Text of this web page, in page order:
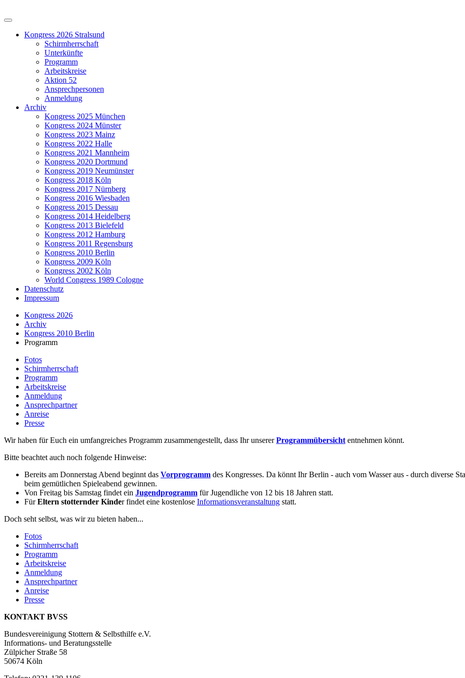
Kongress 2026 Stralsund
Schirmherrschaft
Unterkünfte
Programm
Arbeitskreise
Aktion 52
Ansprechpersonen
Anmeldung
Archiv
Kongress 2025 München
Kongress 2024 Münster
Kongress 2023 Mainz
Kongress 2022 Halle
Kongress 2021 Mannheim
Kongress 2020 Dortmund
Kongress 2019 Neumünster
Kongress 2018 Köln
Kongress 2017 Nürnberg
Kongress 2016 Wiesbaden
Kongress 2015 Dessau
Kongress 2014 Heidelberg
Kongress 2013 Bielefeld
Kongress 2012 Hamburg
Kongress 2011 Regensburg
Kongress 2010 Berlin
Kongress 2009 Köln
Kongress 2002 Köln
World Congress 1989 Cologne
Datenschutz
Impressum
Kongress 2026
Archiv
Kongress 2010 Berlin
Programm
Fotos
Schirmherrschaft
Programm
Arbeitskreise
Anmeldung
Ansprechpartner
Anreise
Presse
Wir haben für Euch ein umfangreiches Programm zusammengestellt, dass Ihr unsererProgrammübersicht entnehmen könnt.
Bitte beachtet auch noch folgende Hinweise:
Bereits am Donnerstag Abend beginnt das Vorprogramm des Kongresses. Da könnt Ihr Berlin - auch vom Wasser aus - durch diverse
beim gemütlichen Spieleabend gewinnen.
Von Freitag bis Samstag findet ein Jugendprogramm für Jugendliche von 12 bis 18 Jahren statt.
FürEltern stotternder Kinder findet eine kostenlose Informationsveranstaltung statt.
Doch seht selbst, was wir zu bieten haben...
Fotos
Schirmherrschaft
Programm
Arbeitskreise
Anmeldung
Ansprechpartner
Anreise
Presse
KONTAKT BVSS
Bundesvereinigung Stottern & Selbsthilfe e.V.
Informations- und Beratungsstelle
Zülpicher Straße 58
50674 Köln